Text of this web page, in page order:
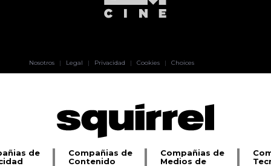
Nosotros | Legal | Privacidad | Cookies | Choices
de
Compañias de
Contenido
Compañias de
Medios de